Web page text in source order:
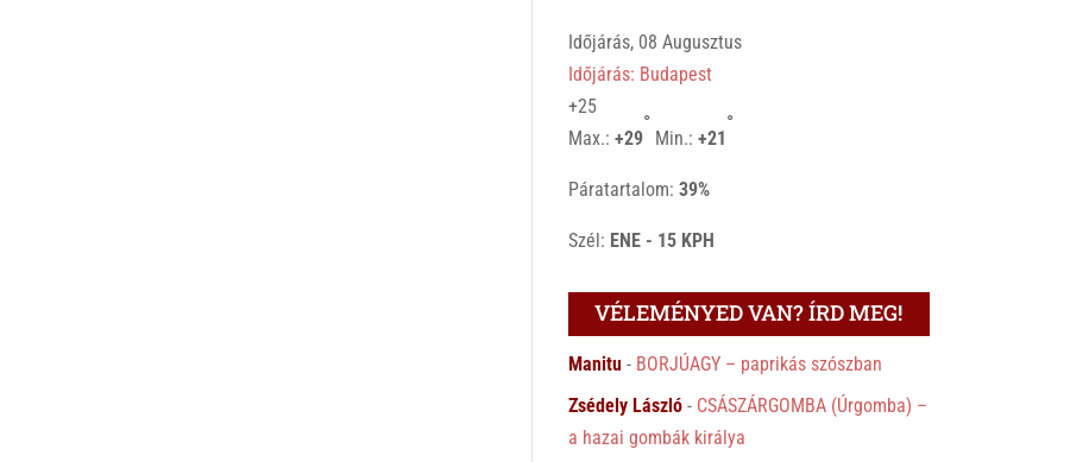
Időjárás, 08 Augusztus
Időjárás: Budapest
+25
Max.:+29
°
Min.:+21
°
Páratartalom:39%
Szél: ENE - 15 KPH
VÉLEMÉNYED VAN? ÍRD MEG!
Manitu - BORJÚAGY – paprikás szószban
Zsédely László - CSÁSZÁRGOMBA (Úrgomba) –
a hazai gombák királya